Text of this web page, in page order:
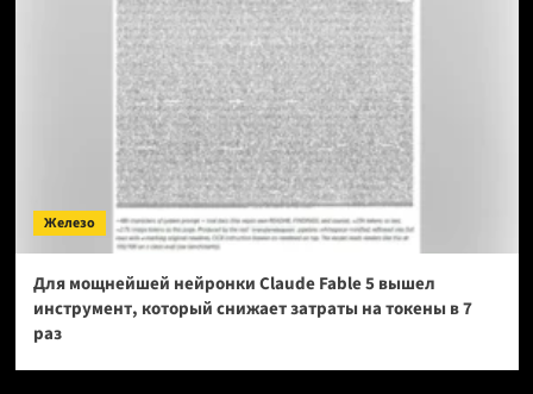
Железо
Для мощнейшей нейронки Claude Fable 5 вышел
инструмент, который снижает затраты на токены в 7
раз